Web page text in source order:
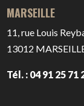
MARSEILLE
11, rue Louis
13012
Tél. : 04 91 25 71